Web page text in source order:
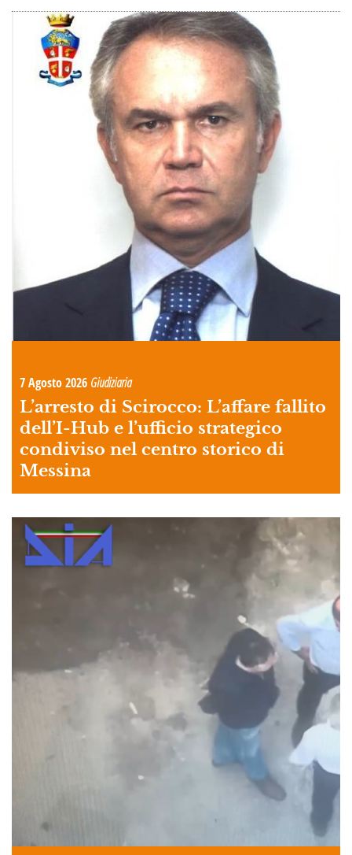
7 Agosto 2026 Giudiziaria
L’arresto di Scirocco: L’affare fallito
dell’I-Hub e l’ufficio strategico
condiviso nel centro storico di
Messina